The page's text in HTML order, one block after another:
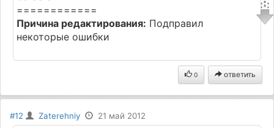
============
Причина редактирования: Подправил
некоторые ошибки
0 ответить
#12 Zaterehniy 21 май 2012